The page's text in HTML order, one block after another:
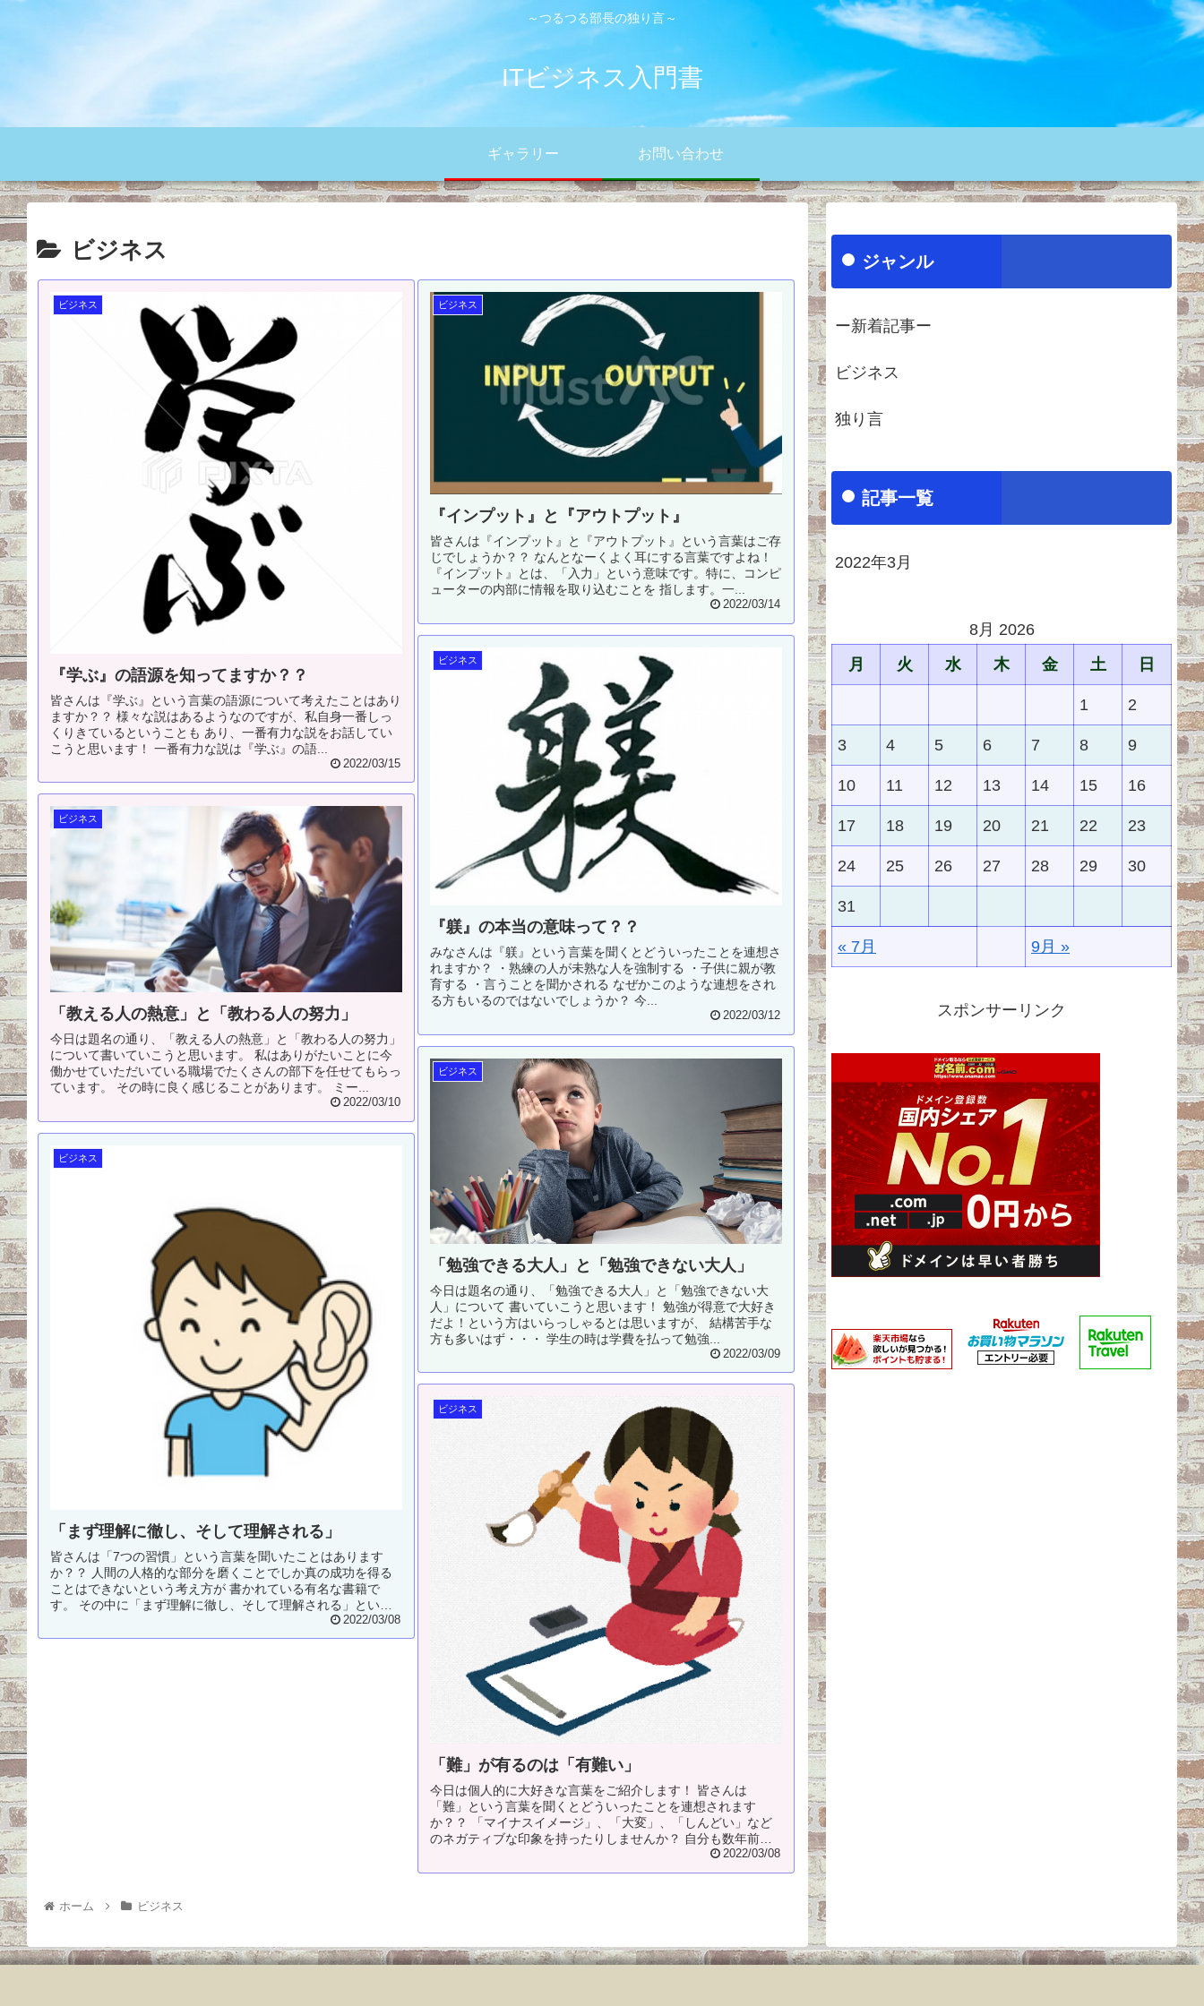
～つるつる部長の独り言～
ITビジネス入門書
ギャラリー お問い合わせ
ビジネス
ビジネス
『学ぶ』の語源を知ってますか？？
皆さんは『学ぶ』という言葉の語源について考えたことはあり
ますか？？ 様々な説はあるようなのですが、私自身一番しっ
くりきているということも あり、一番有力な説をお話してい
こうと思います！ 一番有力な説は『学ぶ』の語...
2022/03/15
ビジネス
『インプット』と『アウトプット』
皆さんは『インプット』と『アウトプット』という言葉はご存
じでしょうか？？ なんとなーくよく耳にする言葉ですよね！
『インプット』とは、「入力」という意味です。特に、コンピ
ューターの内部に情報を取り込むことを 指します。一...
2022/03/14
ビジネス
『躾』の本当の意味って？？
みなさんは『躾』という言葉を聞くとどういったことを連想さ
れますか？ ・熟練の人が未熟な人を強制する ・子供に親が教
育する ・言うことを聞かされる なぜかこのような連想をされ
る方もいるのではないでしょうか？ 今...
2022/03/12
ビジネス
「教える人の熱意」と「教わる人の努力」
今日は題名の通り、「教える人の熱意」と「教わる人の努力」
について書いていこうと思います。 私はありがたいことに今
働かせていただいている職場でたくさんの部下を任せてもらっ
ています。 その時に良く感じることがあります。 ミー...
2022/03/10
ビジネス
「勉強できる大人」と「勉強できない大人」
今日は題名の通り、「勉強できる大人」と「勉強できない大
人」について 書いていこうと思います！ 勉強が得意で大好き
だよ！という方はいらっしゃるとは思いますが、 結構苦手な
方も多いはず・・・ 学生の時は学費を払って勉強...
2022/03/09
ビジネス
「まず理解に徹し、そして理解される」
皆さんは「7つの習慣」という言葉を聞いたことはあります
か？？ 人間の人格的な部分を磨くことでしか真の成功を得る
ことはできないという考え方が 書かれている有名な書籍で
す。 その中に「まず理解に徹し、そして理解される」とい
2022/03/08
ビジネス
「難」が有るのは「有難い」
今日は個人的に大好きな言葉をご紹介します！ 皆さんは
「難」という言葉を聞くとどういったことを連想されます
か？？ 「マイナスイメージ」、「大変」、「しんどい」など
のネガティブな印象を持ったりしませんか？ 自分も数年前ま
2022/03/08
ホーム ビジネス
ジャンル
ー新着記事ー
ビジネス
独り言
記事一覧
2022年3月
8月 2026
月
火 水 木 金 土 日
1 2
3 4 5 6 7 8 9
10 11 12 13 14 15 16
17 18 19 20 21 22 23
24 25 26 27 28 29 30
31
« 7月 9月 »
スポンサーリンク